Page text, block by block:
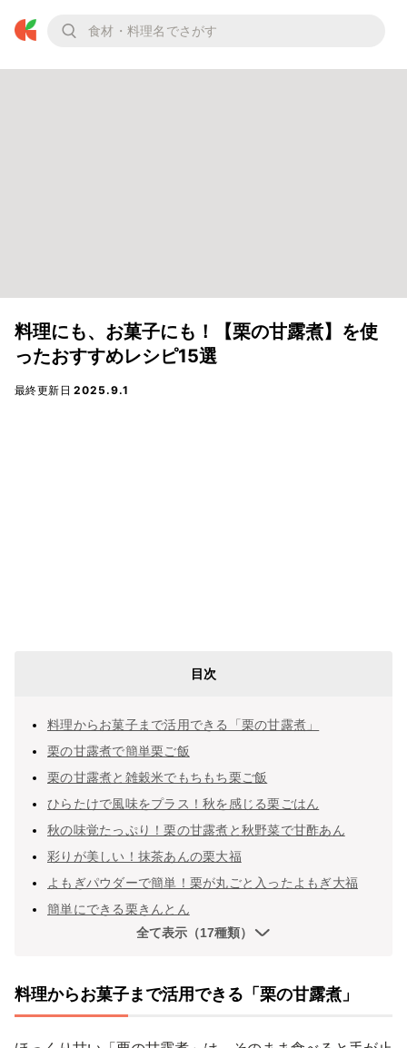
料理にも、お菓子にも！【栗の甘露煮】を使
ったおすすめレシピ15選
最終更新日2025.9.1
目次
料理からお菓子まで活用できる「栗の甘露煮」
栗の甘露煮で簡単栗ご飯
栗の甘露煮と雑穀米でもちもち栗ご飯
ひらたけで風味をプラス！秋を感じる栗ごはん
秋の味覚たっぷり！栗の甘露煮と秋野菜で甘酢あん
彩りが美しい！抹茶あんの栗大福
よもぎパウダーで簡単！栗が丸ごと入ったよもぎ大福
簡単にできる栗きんとん
全て表示（17種類）
料理からお菓子まで活用できる「栗の甘露煮」